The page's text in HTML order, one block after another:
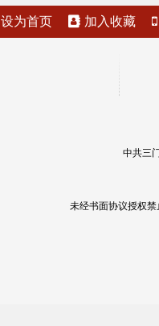
设为首页 加入收藏
中共三
未经书面协议授权